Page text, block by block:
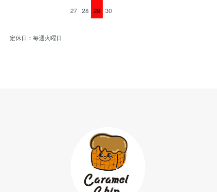
27 28 29 30
定休日：毎週火曜日